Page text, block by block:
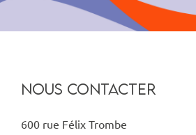
NOUS CONTACTER
600 rue Félix Trombe